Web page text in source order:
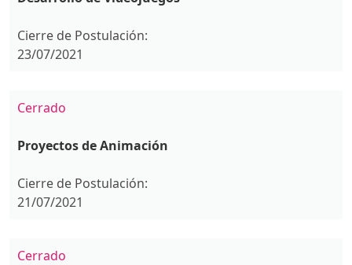
Cierre de Postulación:
23/07/2021
Cerrado
Proyectos de Animación
Cierre de Postulación:
21/07/2021
Cerrado